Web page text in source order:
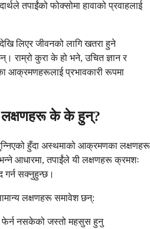
तपाईंको फोक्सोमा हावाको प्रवाहलाई
लिएर जीवनको लागि खतरा हुने
कुरा के हो भने, उचित ज्ञान र
आक्रमणहरूलाई प्रभावकारी रूपमा
के के हुन्?
हुँदा अस्थमाको आक्रमणका लक्षणहरू
आधारमा, तपाईंले यी लक्षणहरू क्रमशः
गर्न सक्नुहुन्छ।
लक्षणहरू समावेश छन्:
फेर्न नसकेको जस्तो महसुस हुनु